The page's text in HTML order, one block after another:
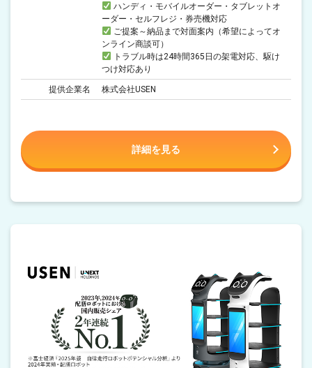
ハンディ・モバイルオーダー・タブレットオ
ーダー・セルフレジ・券売機対応
ご提案～納品まで対面案内（希望によってオ
ンライン商談可）
トラブル時は24時間365日の架電対応、駆け
つけ対応あり
提供企業名 株式会社USEN
詳細を見る